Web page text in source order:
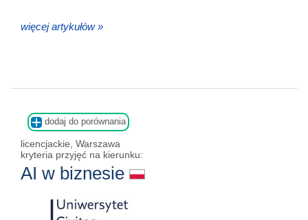
więcej artykułów »
dodaj do porównania
licencjackie, Warszawa
kryteria przyjęć na kierunku:
AI w biznesie